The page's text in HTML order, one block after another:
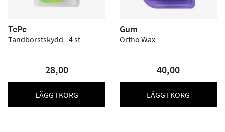
TePe
Tandborstskydd - 4 st
28,00
LÄGG I KORG
Gum
Ortho Wax
40,00
LÄGG I KORG